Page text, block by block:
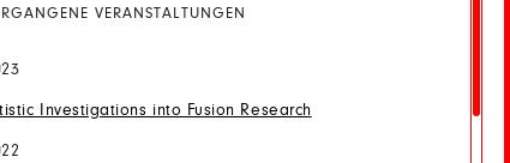
VERANSTALTUNGEN
Investigations into Fusion Research